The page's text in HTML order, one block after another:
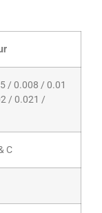
/ 0.008 / 0.01
/ 0.021 /
C